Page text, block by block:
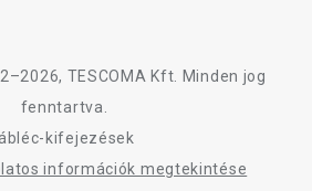
TESCOMA Kft. Minden jog
fenntartva.
lábléc-kifejezések
információk megtekintése